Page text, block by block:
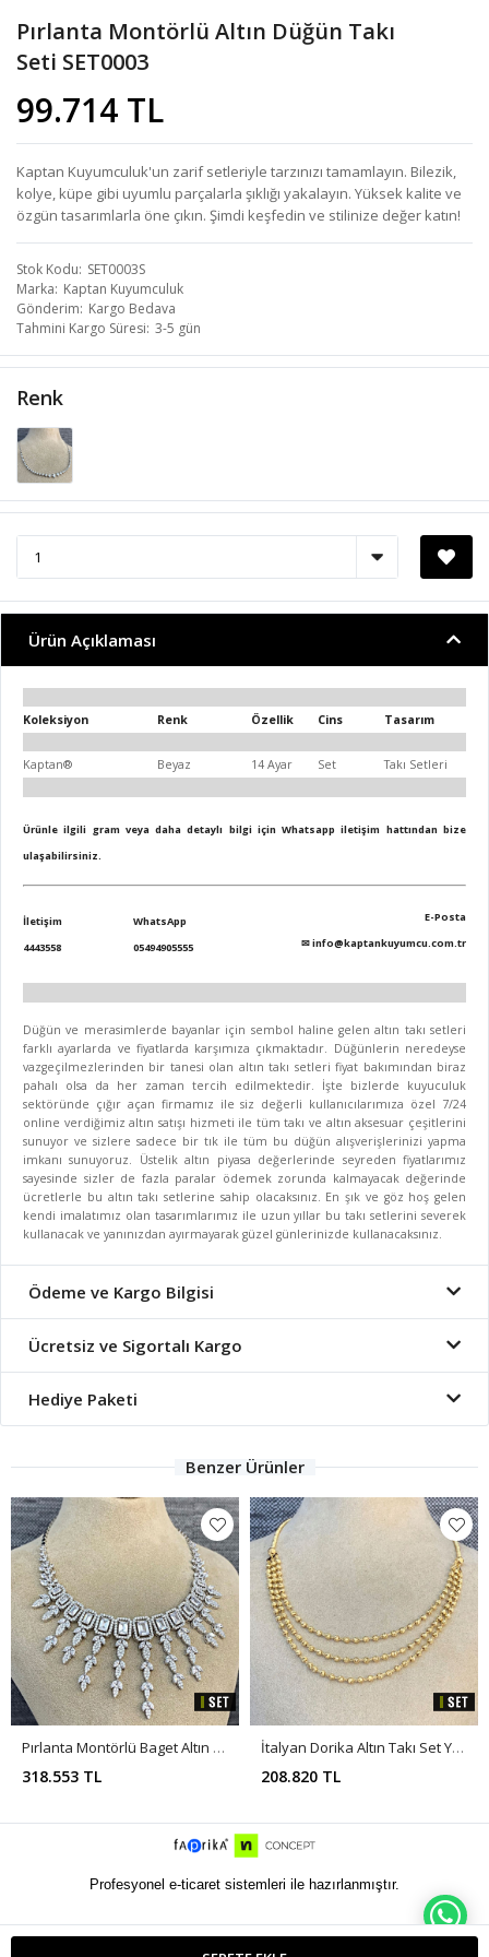
Pırlanta Montörlü Altın Düğün Takı
Seti SET0003
99.714 TL
Kaptan Kuyumculuk'un zarif setleriyle tarzınızı tamamlayın. Bilezik,
kolye, küpe gibi uyumlu parçalarla şıklığı yakalayın. Yüksek kalite ve
özgün tasarımlarla öne çıkın. Şimdi keşfedin ve stilinize değer katın!
Stok Kodu SET0003S
Marka Kaptan Kuyumculuk
Gönderim Kargo Bedava
Tahmini Kargo Süresi 3-5 gün
Renk
Ürün Açıklaması
Koleksiyon Renk Özellik Cins Tasarım
Kaptan® Beyaz 14 Ayar Set Takı Setleri
Ürünle ilgili gram veya daha detaylı bilgi için Whatsapp iletişim hattından bize
ulaşabilirsiniz.
İletişim
4443558
WhatsApp
05494905555
E-Posta
✉info@kaptankuyumcu.com.tr
Düğün ve merasimlerde bayanlar için sembol haline gelen altın takı setleri
farklı ayarlarda ve fiyatlarda karşımıza çıkmaktadır. Düğünlerin neredeyse
vazgeçilmezlerinden bir tanesi olan altın takı setleri fiyat bakımından biraz
pahalı olsa da her zaman tercih edilmektedir. İşte bizlerde kuyuculuk
sektöründe çığır açan firmamız ile siz değerli kullanıcılarımıza özel 7/24
online verdiğimiz altın satışı hizmeti ile tüm takı ve altın aksesuar çeşitlerini
sunuyor ve sizlere sadece bir tık ile tüm bu düğün alışverişlerinizi yapma
imkanı sunuyoruz. Üstelik altın piyasa değerlerinde seyreden fiyatlarımız
sayesinde sizler de fazla paralar ödemek zorunda kalmayacak değerinde
ücretlerle bu altın takı setlerine sahip olacaksınız. En şık ve göz hoş gelen
kendi imalatımız olan tasarımlarımız ile uzun yıllar bu takı setlerini severek
kullanacak ve yanınızdan ayırmayarak güzel günlerinizde kullanacaksınız.
Ödeme ve Kargo Bilgisi
Ücretsiz ve Sigortalı Kargo
Hediye Paketi
Benzer Ürünler
Pırlanta Montörlü Baget Altın Düğün Takı Seti SET0012
318.553 TL
İtalyan Dorika Altın Takı Set Y00117
208.820 TL
Profesyonel e-ticaret sistemleri ile hazırlanmıştır.